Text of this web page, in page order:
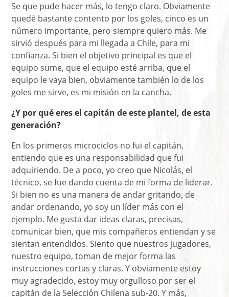
Se que pude hacer más, lo tengo claro. Obviamente
quedé bastante contento por los goles, cinco es un
número importante, pero siempre quiero más. Me
sirvió después para mi llegada a Chile, para mi
confianza. Si bien el objetivo principal es que el
equipo sume, que el equipo esté arriba, que el
equipo le vaya bien, obviamente también lo de los
goles me sirve, es mi misión en la cancha.
¿Y por qué eres el capitán de este plantel, de esta
generación?
En los primeros microciclos no fui el capitán,
entiendo que es una responsabilidad que fui
adquiriendo. De a poco, yo creo que Nicolás, el
técnico, se fue dando cuenta de mi forma de liderar.
Si bien no es una manera de andar gritando, de
andar ordenando, yo soy un líder más con el
ejemplo. Me gusta dar ideas claras, precisas,
comunicar bien, que mis compañeros entiendan y se
sientan entendidos. Siento que nuestros jugadores,
nuestro equipo, toman de mejor forma las
instrucciones cortas y claras. Y obviamente estoy
muy agradecido, estoy muy orgulloso por ser el
capitán de la Selección Chilena sub-20. Y más,